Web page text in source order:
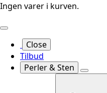
Ingen varer i kurven.
Close
Tilbud
Perler & Sten